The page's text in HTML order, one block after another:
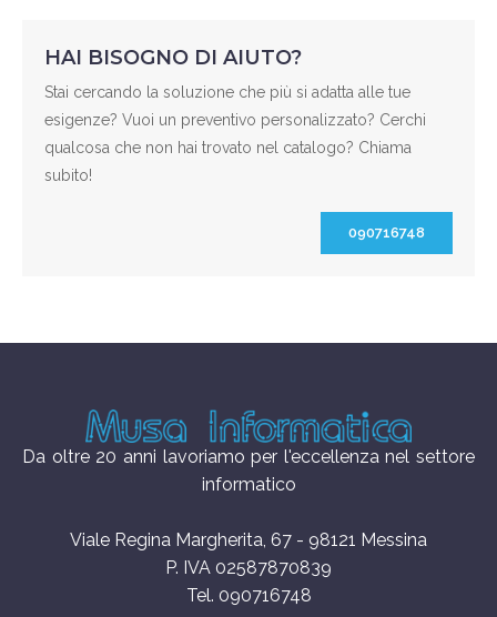
HAI BISOGNO DI AIUTO?
Stai cercando la soluzione che più si adatta alle tue
esigenze? Vuoi un preventivo personalizzato? Cerchi
qualcosa che non hai trovato nel catalogo? Chiama
subito!
090716748
Da oltre 20 anni lavoriamo per l'eccellenza nel settore
informatico
Viale Regina Margherita, 67 - 98121 Messina
P. IVA 02587870839
Tel. 090716748